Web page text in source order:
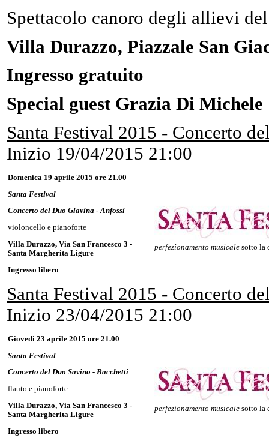
Spettacolo canoro degli allievi
Villa Durazzo, Piazzale San
Ingresso gratuito
Special guest Grazia Di Michele
Santa Festival 2015 - Concerto
Inizio 19/04/2015 21:00
Domenica 19 aprile 2015 ore 21.00
Santa Festival
Concerto del Duo Glavina - Anfossi
violoncello e pianoforte
Villa Durazzo, Via San Francesco 3 -
Santa Margherita Ligure
Ingresso libero
perfezionamento musicale sotto la
Santa Festival 2015 - Concerto
Inizio 23/04/2015 21:00
Giovedi 23 aprile 2015 ore 21.00
Santa Festival
Concerto del Duo Savino - Bacchetti
flauto e pianoforte
Villa Durazzo, Via San Francesco 3 -
Santa Margherita Ligure
Ingresso libero
perfezionamento musicale sotto la